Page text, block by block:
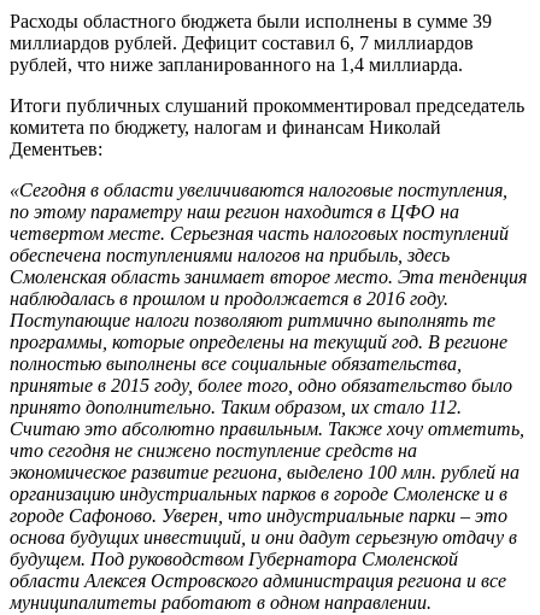
Расходы областного бюджета были исполнены в сумме 39
миллиардов рублей. Дефицит составил 6, 7 миллиардов
рублей, что ниже запланированного на 1,4 миллиарда.
Итоги публичных слушаний прокомментировал председатель
комитета по бюджету, налогам и финансам Николай
Дементьев:
«Сегодня в области увеличиваются налоговые поступления,
по этому параметру наш регион находится в ЦФО на
четвертом месте. Серьезная часть налоговых поступлений
обеспечена поступлениями налогов на прибыль, здесь
Смоленская область занимает второе место. Эта тенденция
наблюдалась в прошлом и продолжается в 2016 году.
Поступающие налоги позволяют ритмично выполнять те
программы, которые определены на текущий год. В регионе
полностью выполнены все социальные обязательства,
принятые в 2015 году, более того, одно обязательство было
принято дополнительно. Таким образом, их стало 112.
Считаю это абсолютно правильным. Также хочу отметить,
что сегодня не снижено поступление средств на
экономическое развитие региона, выделено 100 млн. рублей на
организацию индустриальных парков в городе Смоленске и в
городе Сафоново. Уверен, что индустриальные парки – это
основа будущих инвестиций, и они дадут серьезную отдачу в
будущем. Под руководством Губернатора Смоленской
области Алексея Островского администрация региона и все
муниципалитеты работают в одном направлении.